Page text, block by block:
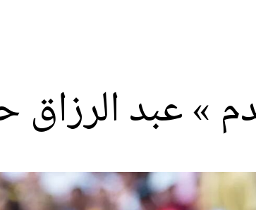
عبد الرزاق